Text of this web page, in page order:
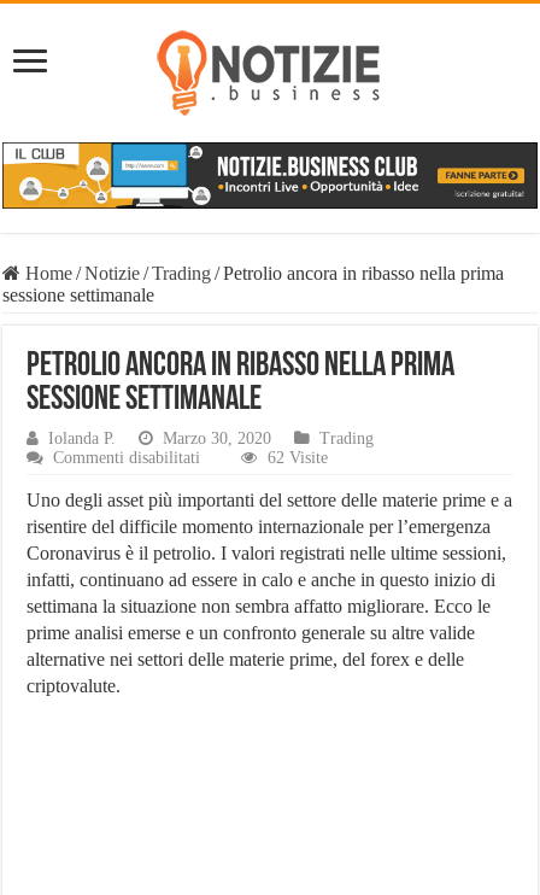
Home/Notizie/Trading/Petrolio ancora in ribasso nella prima
sessione settimanale
Petrolio ancora in ribasso nella prima
sessione settimanale
Iolanda P. Marzo 30, 2020
Trading
Commenti disabilitati
ancora
in
ribasso
nella
sessione
settimanale
62 Visite
Uno degli asset più importanti del settore delle materie prime e a
risentire del difficile momento internazionale per l’emergenza
Coronavirus è il petrolio. I valori registrati nelle ultime sessioni,
infatti, continuano ad essere in calo e anche in questo inizio di
settimana la situazione non sembra affatto migliorare. Ecco le
prime analisi emerse e un confronto generale su altre valide
alternative nei settori delle materie prime, del forex e delle
criptovalute.